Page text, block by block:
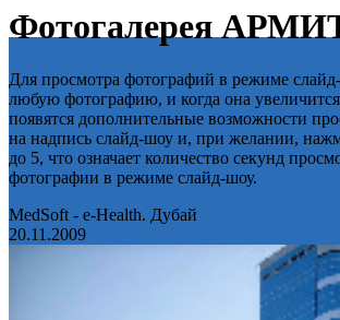
Фотогалерея
Для просмотра фотографий в режиме
любую фотографию, и когда она
появятся дополнительные возможности
на надпись слайд-шоу и, при желании,
до 5, что означает количество секунд
фотографии в режиме слайд-шоу.
MedSoft - e-Health. Дубай
20.11.2009